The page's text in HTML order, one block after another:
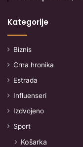
Kategorije
Biznis
Crna hronika
Estrada
Influenseri
Izdvojeno
Sport
Košarka